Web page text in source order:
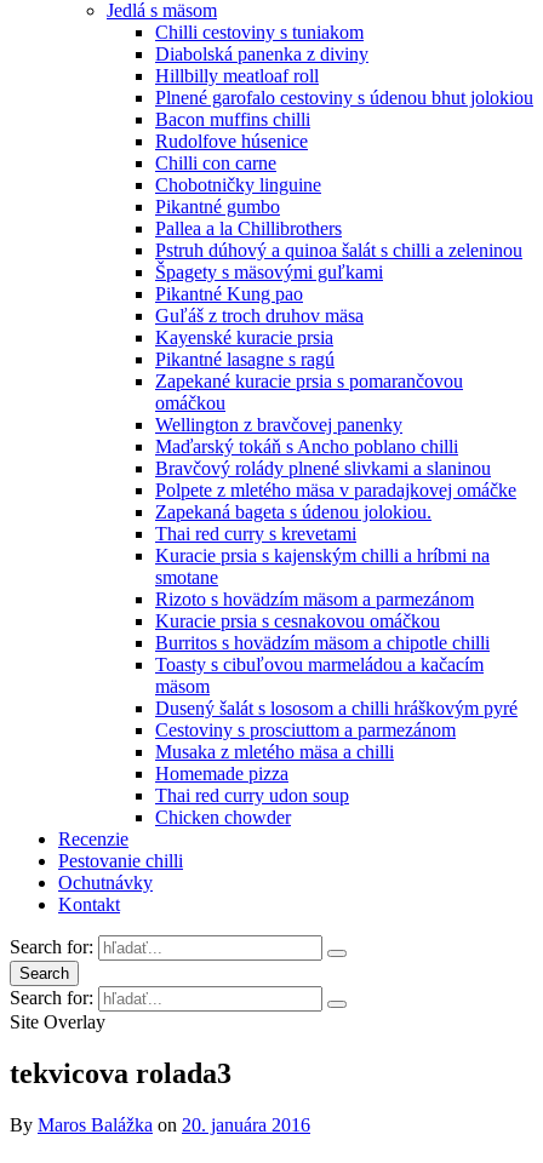
Jedlá s mäsom
Chilli cestoviny s tuniakom
Diabolská panenka z diviny
Hillbilly meatloaf roll
Plnené garofalo cestoviny s údenou bhut jolokiou
Bacon muffins chilli
Rudolfove húsenice
Chilli con carne
Chobotničky linguine
Pikantné gumbo
Pallea a la Chillibrothers
Pstruh dúhový a quinoa šalát s chilli a zeleninou
Špagety s mäsovými guľkami
Pikantné Kung pao
Guľáš z troch druhov mäsa
Kayenské kuracie prsia
Pikantné lasagne s ragú
Zapekané kuracie prsia s pomarančovou
omáčkou
Wellington z bravčovej panenky
Maďarský tokáň s Ancho poblano chilli
Bravčový rolády plnené slivkami a slaninou
Polpete z mletého mäsa v paradajkovej omáčke
Zapekaná bageta s údenou jolokiou.
Thai red curry s krevetami
Kuracie prsia s kajenským chilli a hríbmi na
smotane
Rizoto s hovädzím mäsom a parmezánom
Kuracie prsia s cesnakovou omáčkou
Burritos s hovädzím mäsom a chipotle chilli
Toasty s cibuľovou marmeládou a kačacím
mäsom
Dusený šalát s lososom a chilli hráškovým pyré
Cestoviny s prosciuttom a parmezánom
Musaka z mletého mäsa a chilli
Homemade pizza
Thai red curry udon soup
Chicken chowder
Recenzie
Pestovanie chilli
Ochutnávky
Kontakt
Search for:
Search
Search for:
Site Overlay
tekvicova rolada3
By Maros Balážka on 20. januára 2016